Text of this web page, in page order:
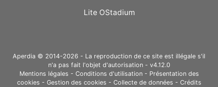
Lite OStadium
Aperdia © 2014-2026 - La reproduction de ce site est illégale s'il
n'a pas fait l'objet d'autorisation - v4.12.0
Mentions légales - Conditions d'utilisation- Présentation des
cookies - Gestion des cookies - Collecte de données - Crédits